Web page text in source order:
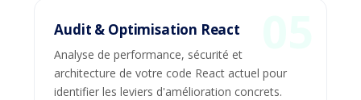
Audit & Optimisation React
Analyse de performance, sécurité et
architecture de votre code React actuel pour
identifier les leviers d'amélioration concrets.